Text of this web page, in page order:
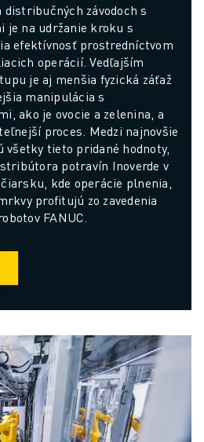
závodoch s
je na udržanie kroku s
efektívnosť prostredníctvom
operácií. Vedľajším
je aj menšia fyzická záťaž
manipulácia s
ako je ovocie a zelenina, a
proces. Medzi najnovšie
všetky tieto pridané hodnoty,
potravín Inoverde v
kde operácie plnenia,
profitujú zo zavedenia
FANUC.